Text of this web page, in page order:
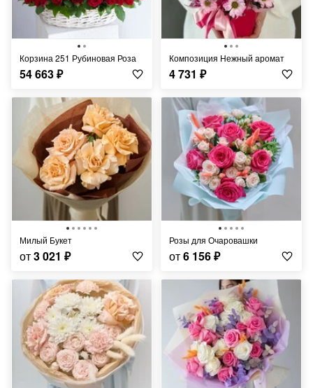
Корзина 251 Рубиновая Роза
54 663₽
Композиция Нежный аромат
4 731 ₽
Милый Букет
от3 021 ₽
Розы для Очаровашки
от6 156₽